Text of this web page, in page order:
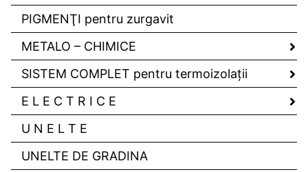
PIGMENŢI pentru zurgavit
METALO – CHIMICE
SISTEM COMPLET pentru termoizolaţii
E L E C T R I C E
U N E L T E
UNELTE DE GRADINA